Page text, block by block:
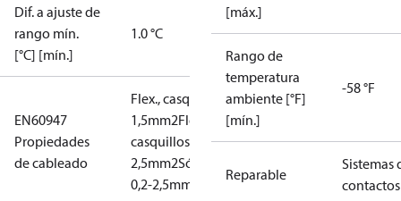
Dif. a ajuste de
rango mín.
[°C] [mín.]
1.0 °C
EN60947
Propiedades
de cableado
Flex., casquillos: 0,2-
1,5mm2Flex., sin
casquillos: 0,2-
2,5mm2Sólido/trenzado:
0,2-2,5mm2
[máx.]
Rango de
temperatura
ambiente [°F]
[mín.]
-58 °F
Reparable
Sistemas
contactos